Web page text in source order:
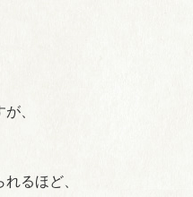
、
るほど、